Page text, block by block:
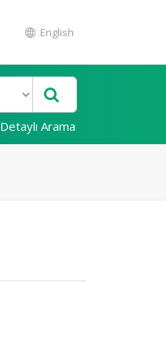
English
Detaylı Arama